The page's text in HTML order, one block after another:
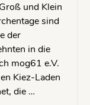
und Klein
sind
der
in die
mog61 e.V.
Kiez-Laden
die …